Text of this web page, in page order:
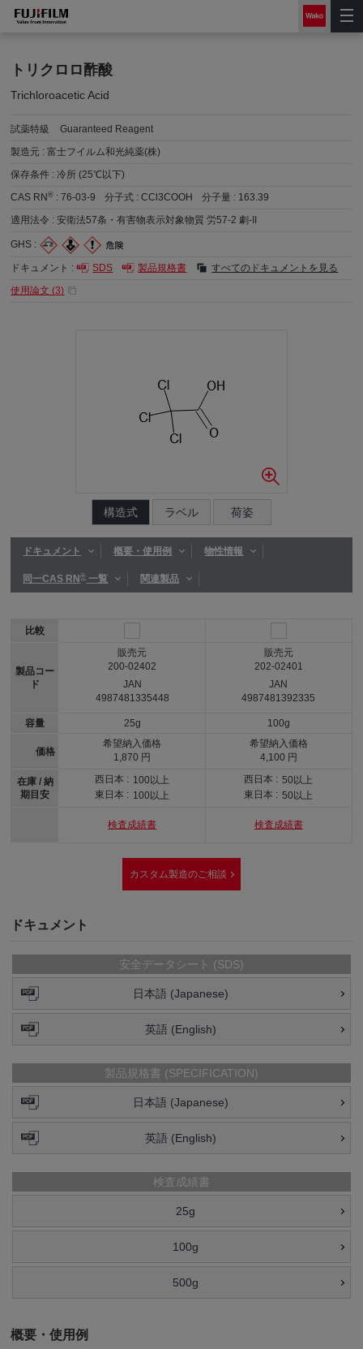
トリクロロ酢酸
Trichloroacetic Acid
試薬特級
Guaranteed Reagent
製造元 :富士フイルム和光純薬(株)
保存条件 :冷所 (25℃以下)
CAS RN® :76-03-9 分子式 :CCl3COOH 分子量 : 163.39
適用法令 :安衛法57条・有害物表示対象物質 労57-2 劇-II
GHS :
ドキュメント : SDS 製品規格書
すべてのドキュメントを見る
使用論文 (3)
構造式 ラベル 荷姿
ドキュメント 概要・使用例 物性情報
同一CAS RN®一覧 関連製品
比較
製品コー
ド
容量
価格
在庫 / 納
期目安
販売元
200-02402
JAN
4987481335448
25g
希望納入価格
1,870 円
西日本 : 100以上
東日本 : 100以上
検査成績書
販売元
202-02401
JAN
4987481392335
100g
希望納入価格
4,100 円
西日本 : 50以上
東日本 : 50以上
検査成績書
カスタム製造のご相談
ドキュメント
安全データシート (SDS)
日本語 (Japanese)
英語 (English)
製品規格書 (SPECIFICATION)
日本語 (Japanese)
英語 (English)
検査成績書
25g
100g
500g
概要・使用例